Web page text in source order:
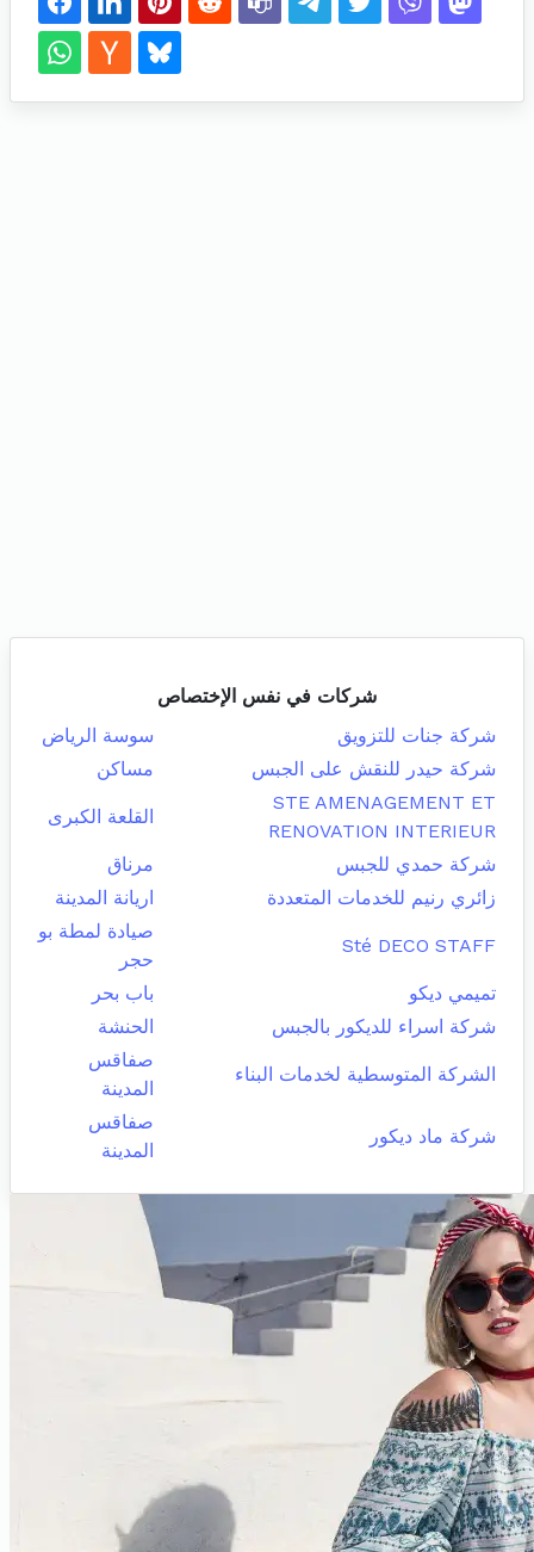
شركات في نفس الإختصاص
شركة جنات للتزويق
سوسة الرياض
شركة حيدر للنقش على الجبس
مساكن
STE AMENAGEMENT ET
RENOVATION INTERIEUR
القلعة الكبرى
شركة حمدي للجبس
مرناق
زائري رنيم للخدمات المتعددة
اريانة المدينة
Sté DECO STAFF
صيادة لمطة بو
حجر
تميمي ديكو
باب بحر
شركة اسراء للديكور بالجبس
الحنشة
الشركة المتوسطية لخدمات البناء
صفاقس
المدينة
شركة ماد ديكور
صفاقس
المدينة